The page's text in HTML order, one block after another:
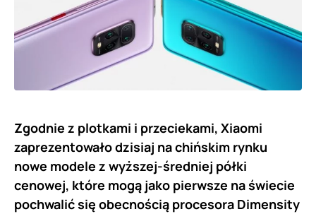
Zgodnie z plotkami i przeciekami, Xiaomi
zaprezentowało dzisiaj na chińskim rynku
nowe modele z wyższej-średniej półki
cenowej, które mogą jako pierwsze na świecie
pochwalić się obecnością procesora Dimensity